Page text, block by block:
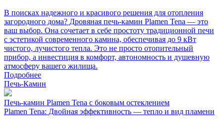
В поисках надежного и красивого решения для отопления
загородного дома? Дровяная печь-камин Plamen Tena — это
ваш выбор. Она сочетает в себе простоту традиционной печи
с эстетикой современного камина, обеспечивая до 9 кВт
чистого, лучистого тепла. Это не просто отопительный
прибор, а инвестиция в комфорт, автономность и душевную
атмосферу вашего жилища.
Подробнее
Печь-Камин
Печь-камин Plamen Tena с боковым остеклением
Plamen Tena: Двойная эффективность — тепло и вид пламени